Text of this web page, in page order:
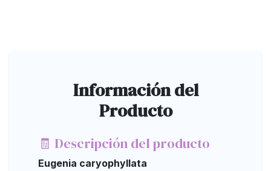
Información del
Producto
🧾 Descripción del producto
Eugenia caryophyllata